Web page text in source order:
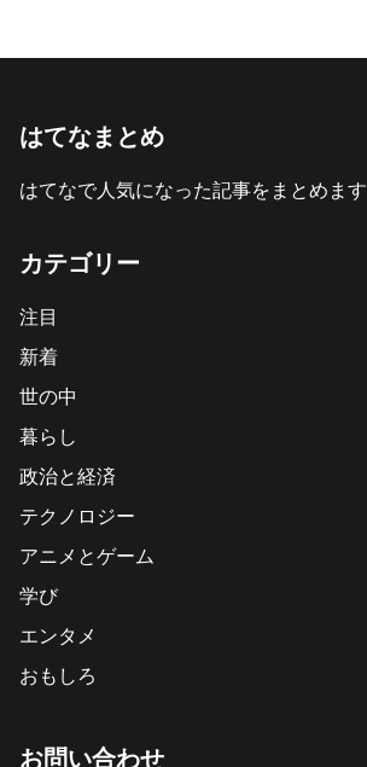
はてなまとめ
はてなで人気になった記事をまとめます
カテゴリー
注目
新着
世の中
暮らし
政治と経済
テクノロジー
アニメとゲーム
学び
エンタメ
おもしろ
お問い合わせ